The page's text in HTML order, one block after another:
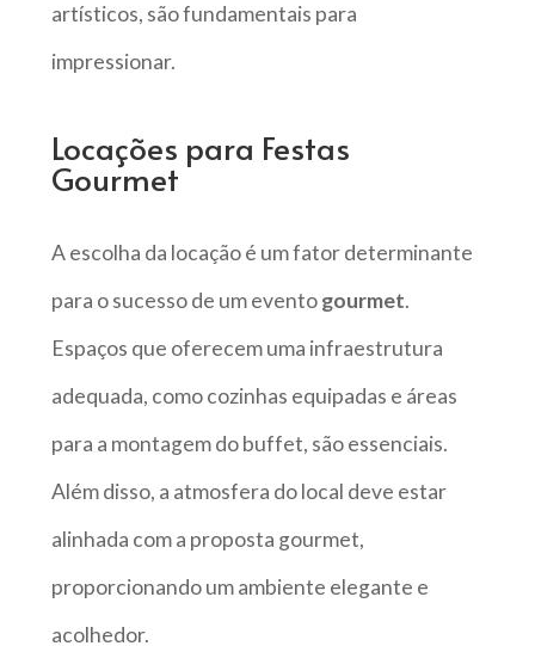
artísticos, são fundamentais para
impressionar.
Locações para Festas
Gourmet
A escolha da locação é um fator determinante
para o sucesso de um eventogourmet.
Espaços que oferecem uma infraestrutura
adequada, como cozinhas equipadas e áreas
para a montagem do buffet, são essenciais.
Além disso, a atmosfera do local deve estar
alinhada com a proposta gourmet,
proporcionando um ambiente elegante e
acolhedor.